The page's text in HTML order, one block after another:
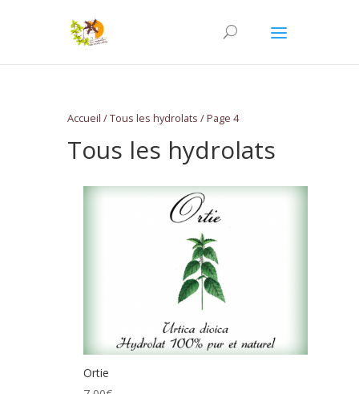
Accueil /Tous les hydrolats / Page 4
Tous les hydrolats
Ortie